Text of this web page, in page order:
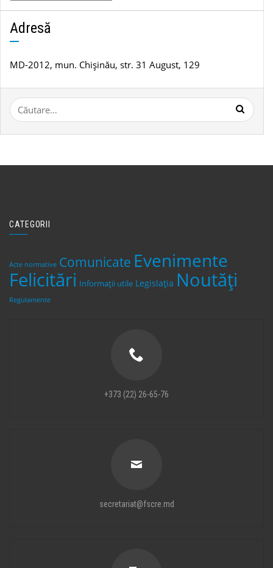
de
știri
Adresă
MD-2012, mun. Chișinău, str. 31 August, 129
Caută
după:
CATEGORII
Acte normative Comunicate Evenimente
Felicitări Informații utile Legislaţia Noutăți
Regulamente
+373 (22) 26-65-76
secretariat@fscre.md